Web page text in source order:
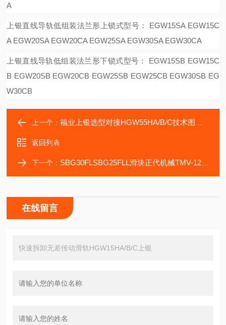
A
上银直线导轨低组装法兰形上锁式型号：
EGW15SA EGW15C
A EGW20SA EGW20CA EGW25SA EGW30SA EGW30CA
上银直线导轨低组装法兰形下锁式型号：
EGW15SB EGW15C
B EGW20SB EGW20CB EGW25SB EGW25CB EGW30SB EG
W30CB
上一个：福业上银选型对接HGW55HA/B/C技术图纸指导装配
返回列表
下一个： SBG30FLSBG25FLL滑块正代机械TMV-1272加工中机导轨
在线留言